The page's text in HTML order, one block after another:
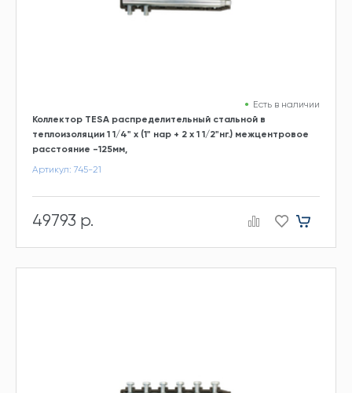
Есть в наличии
Коллектор TESA распределительный стальной в
теплоизоляции 1 1/4" х (1" нар + 2 х 1 1/2"нг.) межцентровое
расстояние -125мм,
Артикул: 745-21
49793 р.